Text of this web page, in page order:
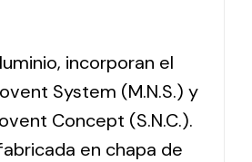
incorporan el
System (M.N.S.) y
Concept (S.N.C.).
en chapa de